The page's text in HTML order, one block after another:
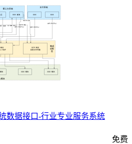
数据接口-行业专业服务系统
免费